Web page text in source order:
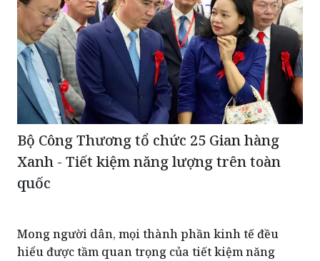
Bộ Công Thương tổ chức 25 Gian hàng
Xanh - Tiết kiệm năng lượng trên toàn
quốc
Mong người dân, mọi thành phần kinh tế đều
hiểu được tầm quan trọng của tiết kiệm năng